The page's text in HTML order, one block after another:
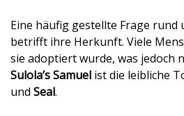
Eine häufig gestellte Frage rund
betrifft ihre Herkunft. Viele
sie adoptiert wurde, was jedoch
Sulola’s Samuel ist die leibliche
und Seal.